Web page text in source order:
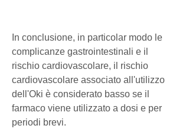
In conclusione, in particolar modo le
complicanze gastrointestinali e il
rischio cardiovascolare, il rischio
cardiovascolare associato all'utilizzo
dell'Oki è considerato basso se il
farmaco viene utilizzato a dosi e per
periodi brevi.